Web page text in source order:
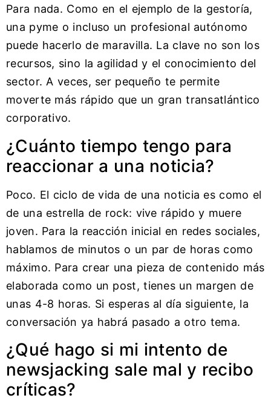
Para nada. Como en el ejemplo de la gestoría,
una pyme o incluso un profesional autónomo
puede hacerlo de maravilla. La clave no son los
recursos, sino la agilidad y el conocimiento del
sector. A veces, ser pequeño te permite
moverte más rápido que un gran transatlántico
corporativo.
¿Cuánto tiempo tengo para
reaccionar a una noticia?
Poco. El ciclo de vida de una noticia es como el
de una estrella de rock: vive rápido y muere
joven. Para la reacción inicial en redes sociales,
hablamos de minutos o un par de horas como
máximo. Para crear una pieza de contenido más
elaborada como un post, tienes un margen de
unas 4-8 horas. Si esperas al día siguiente, la
conversación ya habrá pasado a otro tema.
¿Qué hago si mi intento de
newsjacking sale mal y recibo
críticas?